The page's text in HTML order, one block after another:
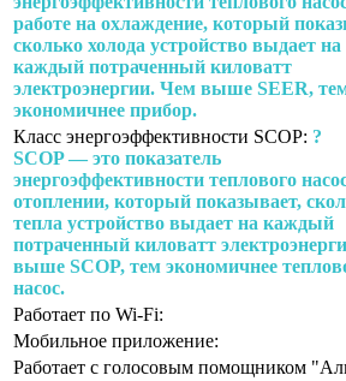
работе на охлаждение, который
сколько холода устройство выдает на
каждый потраченный киловатт
электроэнергии. Чем выше SEER,
экономичнее прибор.
Класс энергоэффективности SСOP: ?
SCOP — это показатель
энергоэффективности теплового
отоплении, который показывает,
тепла устройство выдает на каждый
потраченный киловатт
выше SCOP, тем экономичнее
насос.
Работает по Wi-Fi:
Мобильное приложение:
Работает с голосовым помощником